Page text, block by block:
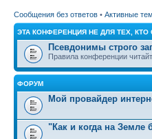
Сообщения без ответов • Активные
ЭТА КОНФЕРЕНЦИЯ НЕ ДЛЯ ТЕХ,
Псевдонимы строго
Правила конференции
ФОРУМ
Мой провайдер
"Как и когда на Земле